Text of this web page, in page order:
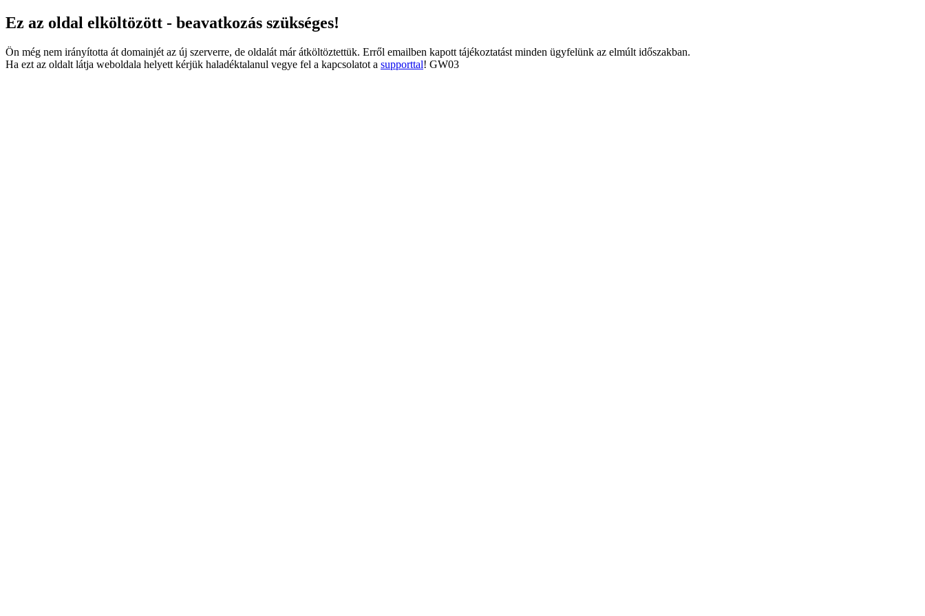
Ez az oldal elköltözött - beavatkozás szükséges!
Ön még nem irányította át domainjét az új szerverre, de oldalát már átköltöztettük. Erről emailben kapott tájékoztatást minden ügyfelünk az elmúlt időszakban.
Ha ezt az oldalt látja weboldala helyett kérjük haladéktalanul vegye fel a kapcsolatot a supporttal! GW03